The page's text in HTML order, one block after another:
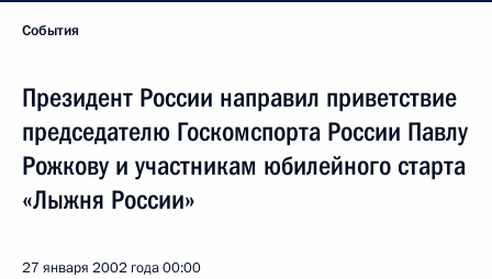
События
Президент России направил приветствие
председателю Госкомспорта России Павлу
Рожкову и участникам юбилейного старта
«Лыжня России»
27 января 2002 года00:00